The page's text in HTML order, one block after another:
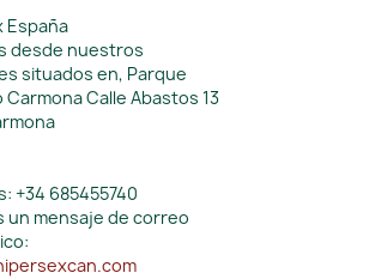
España
desde nuestros
situados en, Parque
Carmona Calle Abastos 13
+34 685455740
un mensaje de correo